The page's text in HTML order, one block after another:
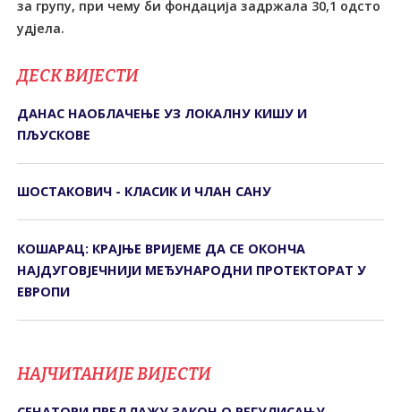
за групу, при чему би фондација задржала 30,1 одсто
удјела.
ДЕСК ВИЈЕСТИ
ДАНАС НАОБЛАЧЕЊЕ УЗ ЛОКАЛНУ КИШУ И
ПЉУСКОВЕ
ШОСТАКОВИЧ - КЛАСИК И ЧЛАН САНУ
КОШАРАЦ: КРАЈЊЕ ВРИЈЕМЕ ДА СЕ ОКОНЧА
НАЈДУГОВЈЕЧНИЈИ МЕЂУНАРОДНИ ПРОТЕКТОРАТ У
ЕВРОПИ
НАЈЧИТАНИЈЕ ВИЈЕСТИ